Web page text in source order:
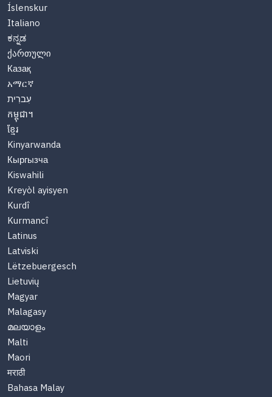
Íslenskur
Italiano
ಕನ್ನಡ
ქართული
Казақ
አማርኛ
עִברִית
កម្ពុជា។
ខ្មែរ
Kinyarwanda
Кыргызча
Kiswahili
Kreyòl ayisyen
Kurdî
Kurmancî
Latinus
Latviski
Lëtzebuergesch
Lietuvių
Magyar
Malagasy
മലയാളം
Malti
Maori
मराठी
Bahasa Malay